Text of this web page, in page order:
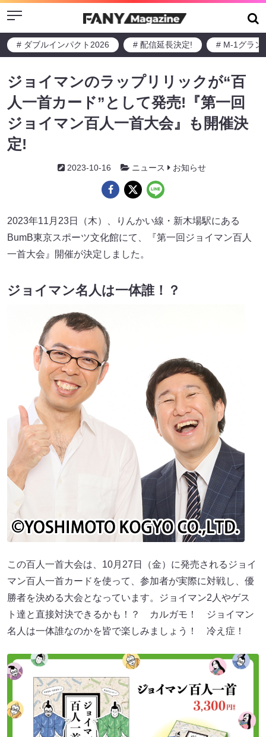
Menu
# ダブルインパクト2026 # 配信延長決定! # M-1グラン
ジョイマンのラップリリックが“百
人一首カード”として発売!『第一回
ジョイマン百人一首大会』も開催決
定!
2023-10-16 ニュース お知らせ
2023年11月23日（木）、りんかい線・新木場駅にある
BumB東京スポーツ文化館にて、『第一回ジョイマン百人
一首大会』開催が決定しました。
ジョイマン名人は一体誰！？
この百人一首大会は、10月27日（金）に発売されるジョイ
マン百人一首カードを使って、参加者が実際に対戦し、優
勝者を決める大会となっています。ジョイマン2人やゲス
ト達と直接対決できるかも！？ カルガモ！ ジョイマン
名人は一体誰なのかを皆で楽しみましょう！ 冷え症！